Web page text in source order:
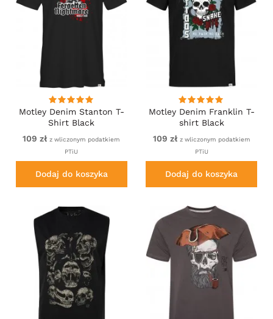
Motley Denim Stanton T-
Shirt Black
109 zł z wliczonym podatkiem
PTiU
Dodaj do koszyka
Motley Denim Franklin T-
shirt Black
109 zł z wliczonym podatkiem
PTiU
Dodaj do koszyka